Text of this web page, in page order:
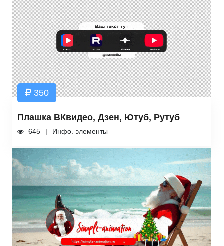
350
Плашка ВКвидео, Дзен, Ютуб, Рутуб
645 Инфо. элементы